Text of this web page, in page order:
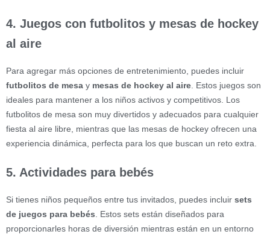
4. Juegos con futbolitos y mesas de hockey
al aire
Para agregar más opciones de entretenimiento, puedes incluir
futbolitos de mesa y mesas de hockey al aire . Estos juegos son
ideales para mantener a los niños activos y competitivos. Los
futbolitos de mesa son muy divertidos y adecuados para cualquier
fiesta al aire libre, mientras que las mesas de hockey ofrecen una
experiencia dinámica, perfecta para los que buscan un reto extra.
5. Actividades para bebés
Si tienes niños pequeños entre tus invitados, puedes incluir sets
de juegos para bebés . Estos sets están diseñados para
proporcionarles horas de diversión mientras están en un entorno